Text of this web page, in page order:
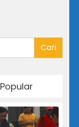
Cari
Popular